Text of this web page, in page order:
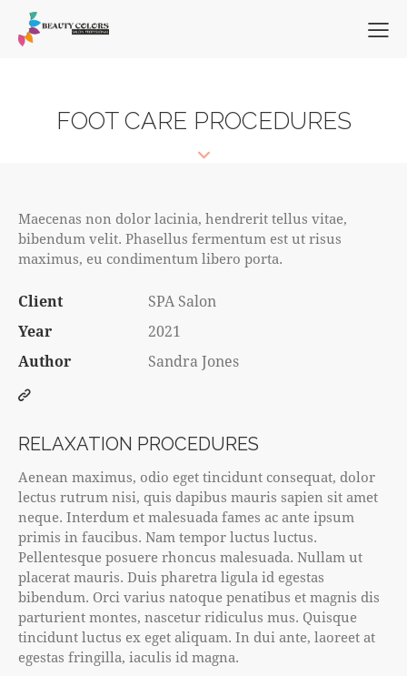
FOOT CARE PROCEDURES
RELAXATION PROCEDURES
Aenean maximus, odio eget tincidunt consequat, dolor
lectus rutrum nisi, quis dapibus mauris sapien sit amet
neque. Interdum et malesuada fames ac ante ipsum
primis in faucibus. Nam tempor luctus luctus.
Pellentesque posuere rhoncus malesuada. Nullam ut
placerat mauris. Duis pharetra ligula id egestas
bibendum. Orci varius natoque penatibus et magnis dis
parturient montes, nascetur ridiculus mus. Quisque
tincidunt luctus ex eget aliquam. In dui ante, laoreet at
egestas fringilla, iaculis id magna.
Maecenas non dolor lacinia, hendrerit tellus vitae,
bibendum velit. Phasellus fermentum est ut risus
maximus, eu condimentum libero porta.
Client
SPA Salon
Year
2021
Author
Sandra Jones